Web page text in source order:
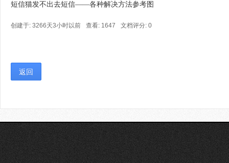
短信猫发不出去短信——各种解决方法参考图
创建于: 3266天3小时以前 查看: 1647 文档评分: 0